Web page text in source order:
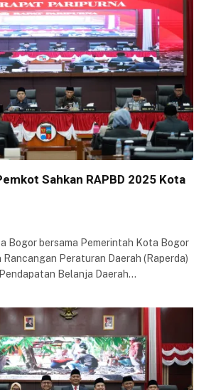
Sahkan RAPBD 2025 Kota
Bogor bersama Pemerintah Kota Bogor
Peraturan Daerah (Raperda)
Belanja Daerah…